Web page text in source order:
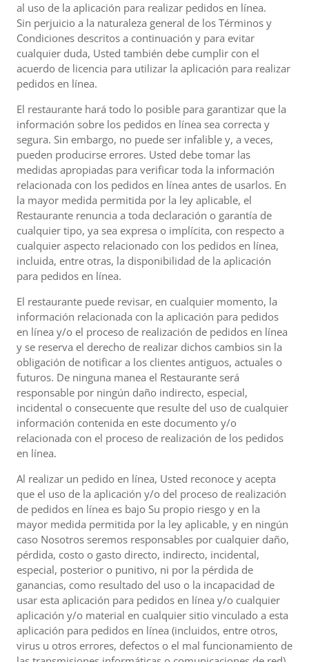
al uso de la aplicación para realizar pedidos en línea.
Sin perjuicio a la naturaleza general de los Términos y
Condiciones descritos a continuación y para evitar
cualquier duda, Usted también debe cumplir con el
acuerdo de licencia para utilizar la aplicación para realizar
pedidos en línea.
El restaurante hará todo lo posible para garantizar que la
información sobre los pedidos en línea sea correcta y
segura. Sin embargo, no puede ser infalible y, a veces,
pueden producirse errores. Usted debe tomar las
medidas apropiadas para verificar toda la información
relacionada con los pedidos en línea antes de usarlos. En
la mayor medida permitida por la ley aplicable, el
Restaurante renuncia a toda declaración o garantía de
cualquier tipo, ya sea expresa o implícita, con respecto a
cualquier aspecto relacionado con los pedidos en línea,
incluida, entre otras, la disponibilidad de la aplicación
para pedidos en línea.
El restaurante puede revisar, en cualquier momento, la
información relacionada con la aplicación para pedidos
en línea y/o el proceso de realización de pedidos en línea
y se reserva el derecho de realizar dichos cambios sin la
obligación de notificar a los clientes antiguos, actuales o
futuros. De ninguna manea el Restaurante será
responsable por ningún daño indirecto, especial,
incidental o consecuente que resulte del uso de cualquier
información contenida en este documento y/o
relacionada con el proceso de realización de los pedidos
en línea.
Al realizar un pedido en línea, Usted reconoce y acepta
que el uso de la aplicación y/o del proceso de realización
de pedidos en línea es bajo Su propio riesgo y en la
mayor medida permitida por la ley aplicable, y en ningún
caso Nosotros seremos responsables por cualquier daño,
pérdida, costo o gasto directo, indirecto, incidental,
especial, posterior o punitivo, ni por la pérdida de
ganancias, como resultado del uso o la incapacidad de
usar esta aplicación para pedidos en línea y/o cualquier
aplicación y/o material en cualquier sitio vinculado a esta
aplicación para pedidos en línea (incluidos, entre otros,
virus u otros errores, defectos o el mal funcionamiento de